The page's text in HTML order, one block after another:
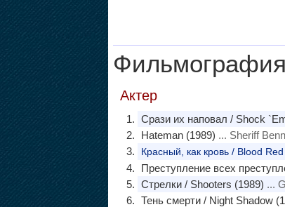
Фильмография
Актер
Срази их наповал / Shock
Hateman (1989) ... Sheriff
Красный, как кровь / Blood Red
Преступление всех
Стрелки / Shooters (1989) ...
Тень смерти / Night Shadow